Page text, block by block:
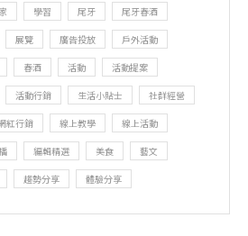
學習 尾牙 尾牙春酒
展覽 廣告投放 戶外活動
春酒 活動 活動提案
活動行銷 生活小貼士 社群經營
紅行銷 線上教學 線上活動
編輯精選 美食 藝文
趨勢分享 體驗分享